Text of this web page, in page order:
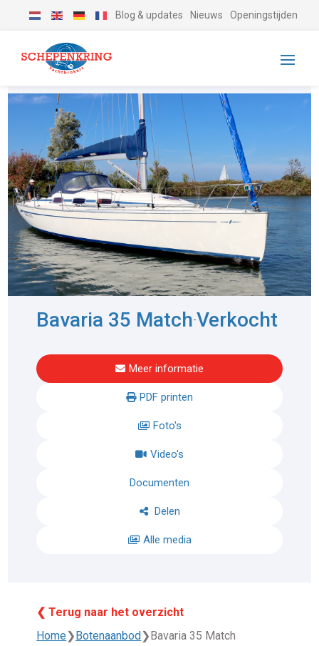
Blog & updates Nieuws Openingstijden
Bavaria 35 Match-Verkocht
Meer informatie
PDF printen
Foto's
Video's
Documenten
Delen
Alle media
❮ Terug naar het overzicht
Home❯Botenaanbod❯Bavaria 35 Match